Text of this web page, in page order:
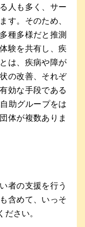
人も多く、サー
す。そのため、
種多様だと推測
験を共有し、疾
は、疾病や障が
の改善、それぞ
効な手段である
助グループをは
体が複数ありま
者の支援を行う
含めて、いっそ
ださい。